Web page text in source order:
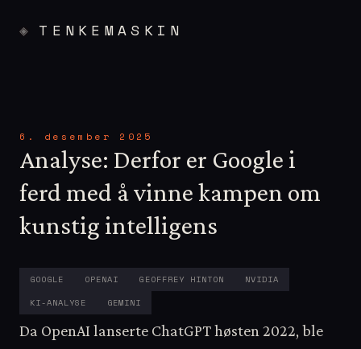
TENKEMASKIN
6. desember 2025
Analyse: Derfor er Google i
ferd med å vinne kampen om
kunstig intelligens
GOOGLE OPENAI GEOFFREY HINTON
NVIDIA
KI-ANALYSE
GEMINI
Da OpenAI lanserte ChatGPT høsten 2022, ble